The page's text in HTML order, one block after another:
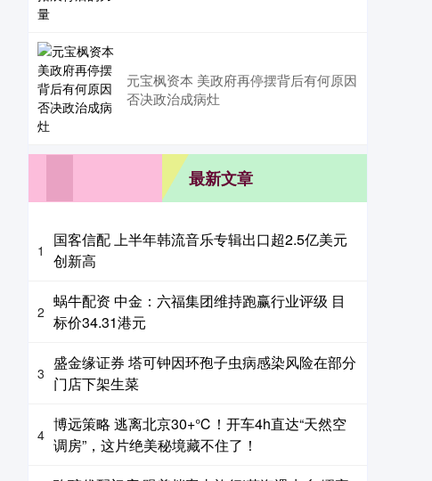
元宝枫资本 美政府再停摆背后有何原因
否决政治成病灶
最新文章
1
国客信配 上半年韩流音乐专辑出口超2.5亿美元
创新高
2
蜗牛配资 中金：六福集团维持跑赢行业评级 目
标价34.31港元
3
盛金缘证券 塔可钟因环孢子虫病感染风险在部分
门店下架生菜
4
博远策略 逃离北京30+℃！开车4h直达“天然空
调房”，这片绝美秘境藏不住了！